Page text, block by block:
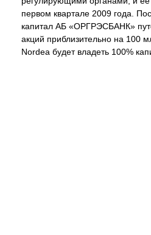
первом квартале 2009 года.
капитал АБ «ОРГРЭСБАНК»
акций приблизительно на 100
Nordea будет владеть 100%